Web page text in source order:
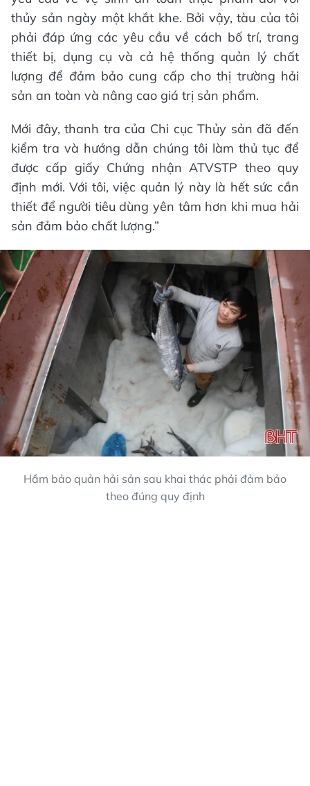
thủy sản ngày một khắt khe. Bởi vậy, tàu của tôi
phải đáp ứng các yêu cầu về cách bố trí, trang
thiết bị, dụng cụ và cả hệ thống quản lý chất
lượng để đảm bảo cung cấp cho thị trường hải
sản an toàn và nâng cao giá trị sản phẩm.
Mới đây, thanh tra của Chi cục Thủy sản đã đến
kiểm tra và hướng dẫn chúng tôi làm thủ tục để
được cấp giấy Chứng nhận ATVSTP theo quy
định mới. Với tôi, việc quản lý này là hết sức cần
thiết để người tiêu dùng yên tâm hơn khi mua hải
sản đảm bảo chất lượng.”
Hầm bảo quản hải sản sau khai thác phải đảm bảo
theo đúng quy định